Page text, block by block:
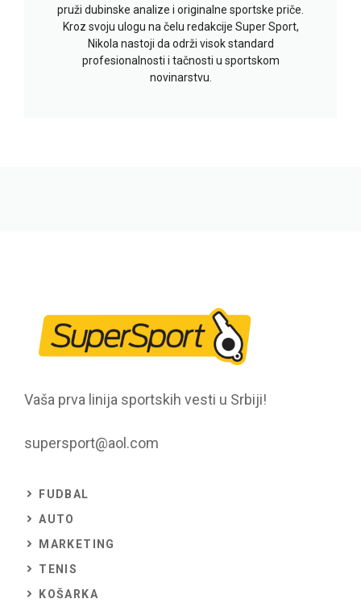
pruži dubinske analize i originalne sportske priče.
Kroz svoju ulogu na čelu redakcije Super Sport,
Nikola nastoji da održi visok standard
profesionalnosti i tačnosti u sportskom
novinarstvu.
Vaša prva linija sportskih vesti u Srbiji!
supersport@aol.com
FUDBAL
AUTO
MARKETING
TENIS
KOŠARKA